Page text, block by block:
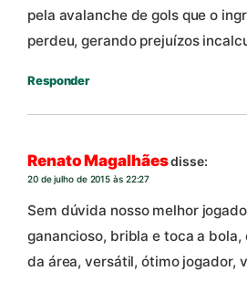
pela avalanche de gols que o
perdeu, gerando prejuízos
Responder
Renato Magalhãesdisse:
20 de julho de 2015 às 22:27
Sem dúvida nosso melhor
ganancioso, bribla e toca a
da área, versátil, ótimo jogador,